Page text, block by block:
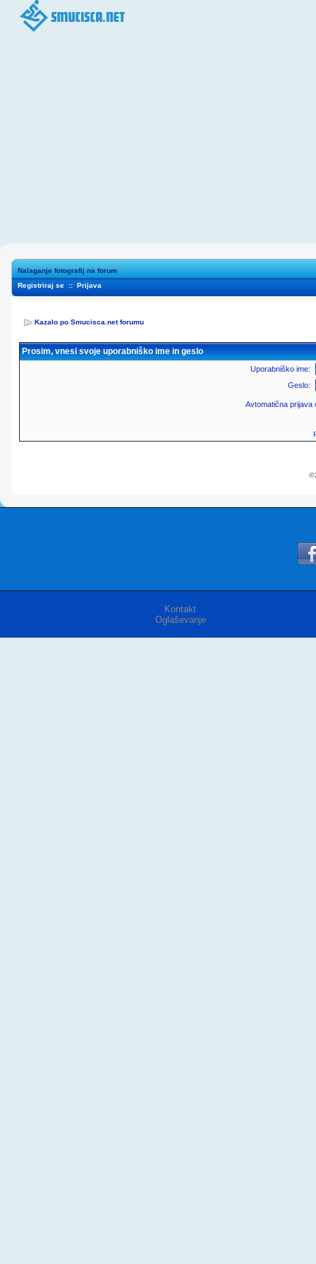
Nalaganje fotografij na forum
Registriraj se :: Prijava
Kazalo po Smucisca.net forumu
Prosim, vnesi svoje uporabniško ime in geslo
Uporabniško ime:
Geslo:
Avtomatična
©
Kontakt
Oglaševanje